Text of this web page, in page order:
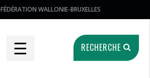
FÉDÉRATION WALLONIE-BRUXELLES
☰ RECHERCHE